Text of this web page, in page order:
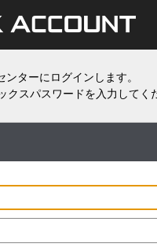
ターにログインします。
クスパスワードを入力してく